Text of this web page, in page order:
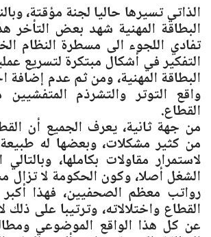
الذاتي تسيرها حاليا لجنة مؤقتة،
البطاقة المهنية شهد بعض التأخر
تفادي اللجوء الى مسطرة النظام
التفكير في أشكال مبتكرة لتسريع
البطاقة المهنية، ومن ثم عدم إضافة
واقع التوتر والتشرذم
القطاع.
من جهة ثانية، يعرف الجميع أن
من كثير مشكلات، وبعضها له
لاستمرار مقاولات بكاملها،
الشغل أصلا، وكون الحكومة لا
رواتب معظم الصحفيين، فهذا
القطاع واختلالاته، وترتيبا على
عن كل هذا الواقع الموضوعي